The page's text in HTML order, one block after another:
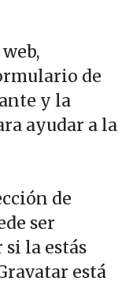
de
y la
ayudar a la
de
ser
la estás
está